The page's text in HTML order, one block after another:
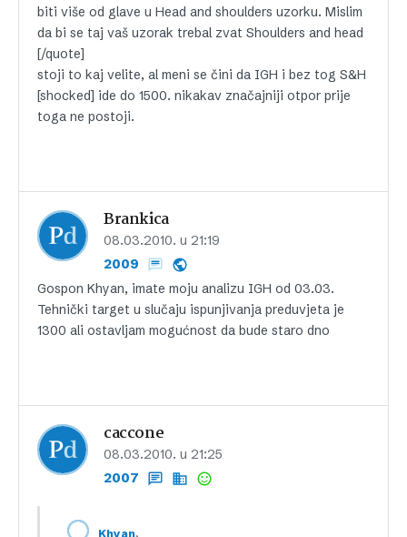
biti više od glave u Head and shoulders uzorku. Mislim
da bi se taj vaš uzorak trebal zvat Shoulders and head
[/quote]
stoji to kaj velite, al meni se čini da IGH i bez tog S&H
[shocked] ide do 1500. nikakav značajniji otpor prije
toga ne postoji.
Brankica
08.03.2010. u 21:19
2009
Gospon Khyan, imate moju analizu IGH od 03.03.
Tehnički target u slučaju ispunjivanja preduvjeta je
1300 ali ostavljam mogućnost da bude staro dno
caccone
08.03.2010. u 21:25
2007
Khyan,